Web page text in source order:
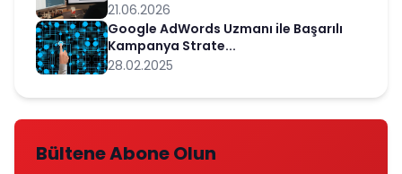
21.06.2026
Google AdWords Uzmanı ile Başarılı
Kampanya Strate...
28.02.2025
Bültene Abone Olun